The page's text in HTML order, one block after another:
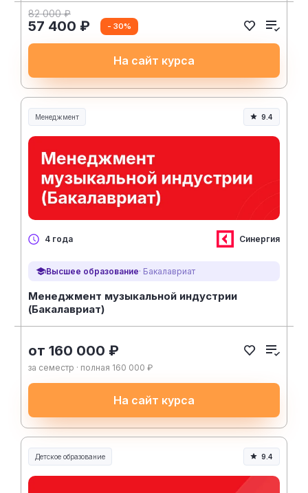
82 000 ₽
57 400 ₽ - 30%
На сайт курса
Менеджмент
Менеджмент и управление
9.4
4 года Синергия
Высшее образование· Бакалавриат
Менеджмент музыкальной индустрии
(Бакалавриат)
от 160 000 ₽
за семестр · полная 160 000 ₽
На сайт курса
Детское образование 9.4